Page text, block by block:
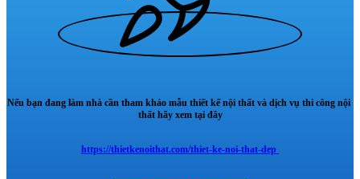
Nếu bạn đang làm nhà cần tham khảo mẫu thiết kế nội thất và dịch vụ thi công nội
thất hãy xem tại đây
https://thietkenoithat.com/thiet-ke-noi-that-dep